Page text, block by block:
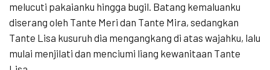
melucuti pakaianku hingga bugil. Batang kemaluanku
diserang oleh Tante Meri dan Tante Mira, sedangkan
Tante Lisa kusuruh dia mengangkang di atas wajahku, lalu
mulai menjilati dan menciumi liang kewanitaan Tante